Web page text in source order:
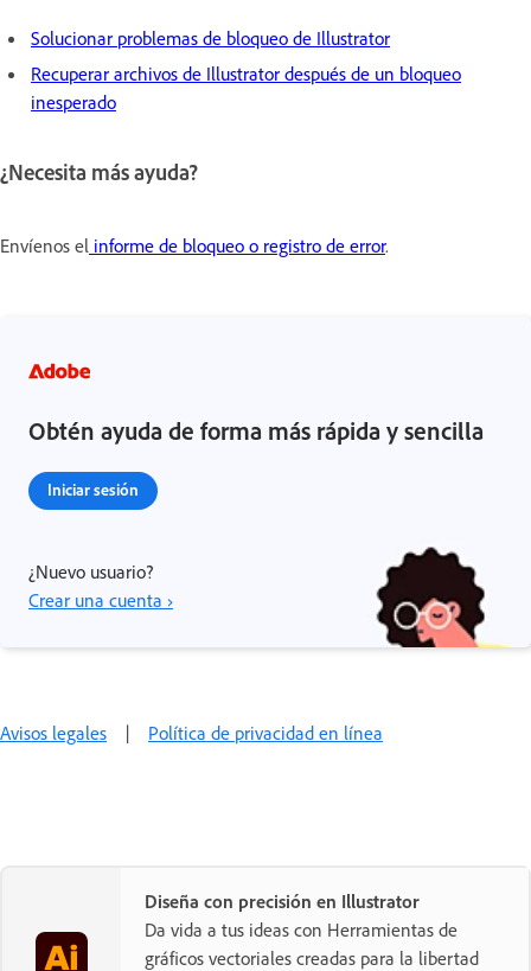
Solucionar problemas de bloqueo de Illustrator
Recuperar archivos de Illustrator después de un bloqueo
inesperado
¿Necesita más ayuda?
Envíenos el informe de bloqueo o registro de error.
Obtén ayuda de forma más rápida y sencilla
Iniciar sesión
¿Nuevo usuario?
Crear una cuenta ›
Avisos legales | Política de privacidad en línea
Diseña con precisión en Illustrator
Da vida a tus ideas con Herramientas de
gráficos vectoriales creadas para la libertad